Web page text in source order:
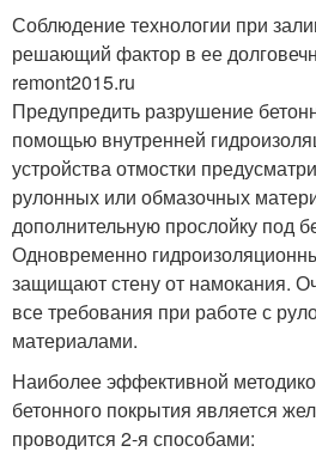
Соблюдение технологии при
решающий фактор в ее
remont2015.ru
Предупредить разрушение
помощью внутренней
устройства отмостки
рулонных или обмазочных
дополнительную прослойку под
Одновременно
защищают стену от намокания.
все требования при работе с
материалами.
Наиболее эффективной
бетонного покрытия является
проводится 2-я способами: